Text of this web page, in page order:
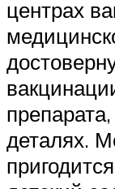
центрах
деталях.